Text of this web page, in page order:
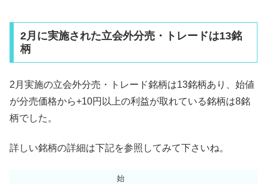
2月に実施された立会外分売・トレードは13銘
柄
2月実施の立会外分売・トレード銘柄は13銘柄あり、始値
が分売価格から+10円以上の利益が取れている銘柄は8銘
柄でした。
詳しい銘柄の詳細は下記を参照してみて下さいね。
始